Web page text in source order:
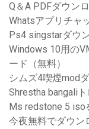
Q＆A PDFダウン
Whatsアプリチャ
Ps4 singstarダウ
Windows 10用の
ード（無料）
シムズ4喫煙mod
Shrestha bangali
Ms redstone 5 iso
今夜無料でダウン